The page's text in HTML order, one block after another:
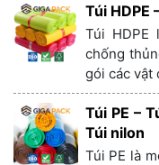
Túi HDPE
Túi HDPE
chống
gói các vật
Túi PE –
Túi nilon
Túi PE là